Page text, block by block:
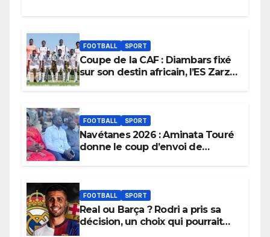
FOOTBALL SPORT
Coupe de la CAF : Diambars fixé
sur son destin africain, l’ES Zarzis
FOOTBALL SPORT
Navétanes 2026 : Aminata Touré
donne le coup d’envoi de
apaisées.
FOOTBALL SPORT
Real ou Barça ? Rodri a pris sa
décision, un choix qui pourrait